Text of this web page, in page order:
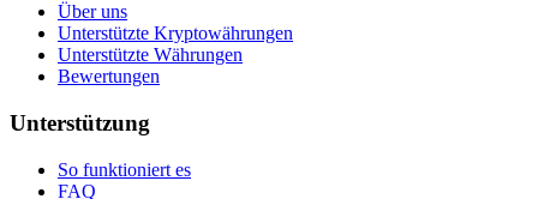
Über uns
Unterstützte Kryptowährungen
Unterstützte Währungen
Bewertungen
Unterstützung
So funktioniert es
FAQ